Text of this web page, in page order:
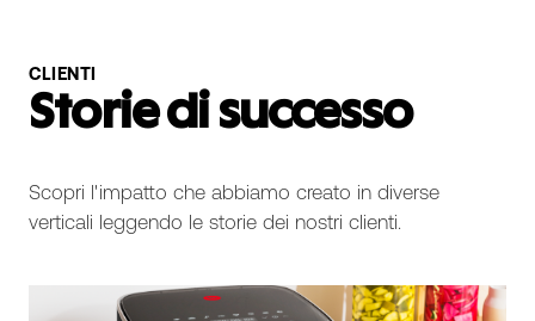
CLIENTI
Storie di successo
Scopri l'impatto che abbiamo creato in diverse
verticali leggendo le storie dei nostri clienti.